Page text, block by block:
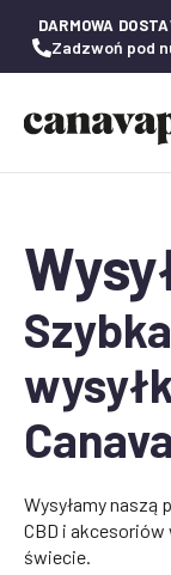
DARMOWA
Zadzwoń pod
Wysyłamy naszą
CBD i akcesoriów
świecie.